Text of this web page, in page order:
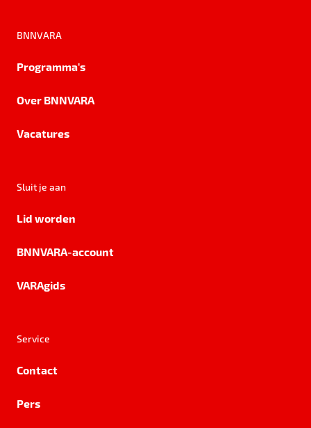
BNNVARA
Programma's
Over BNNVARA
Vacatures
Sluit je aan
Lid worden
BNNVARA-account
VARAgids
Service
Contact
Pers